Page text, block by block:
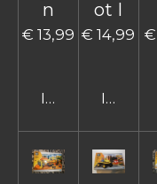
n
€ 13,99
In winkelwagen
ot I
€ 14,99
In
€